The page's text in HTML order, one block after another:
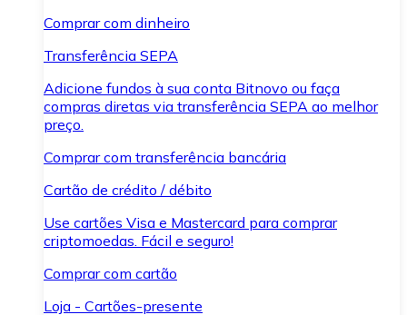
Comprar com dinheiro
Transferência SEPA
Adicione fundos à sua conta Bitnovo ou faça
compras diretas via transferência SEPA ao melhor
preço.
Comprar com transferência bancária
Cartão de crédito / débito
Use cartões Visa e Mastercard para comprar
criptomoedas. Fácil e seguro!
Comprar com cartão
Loja - Cartões-presente